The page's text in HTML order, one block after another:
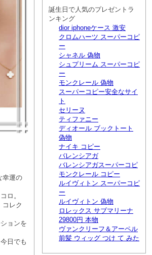
幸運の
ロ。
コレク
ョンを
日でも
誕生日で人気のプレゼントラ
ンキング
dior iphoneケース 激安
クロムハーツ スーパーコピ
ー
シャネル 偽物
シュプリーム スーパーコピ
ー
モンクレール 偽物
スーパーコピー安全なサイ
ト
セリーヌ
ティファニー
ディオール ブックトート
偽物
ナイキ コピー
バレンシアガ
バレンシアガスーパーコピ
モンクレール コピー
ルイヴィトン スーパーコピ
ー
ルイヴィトン 偽物
ロレックス サブマリーナ
29800円 本物
ヴァンクリーフ＆アーペル
前髪 ウィッグ つけ て みた